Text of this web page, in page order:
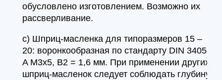
обусловлено изготовлением. Возможно их
рассверливание.
c) Шприц-масленка для типоразмеров 15 –
20: воронкообразная по стандарту DIN 3405-
A M3x5, B2 = 1,6 мм. При применении других
шприц-масленок следует соблюдать глубину